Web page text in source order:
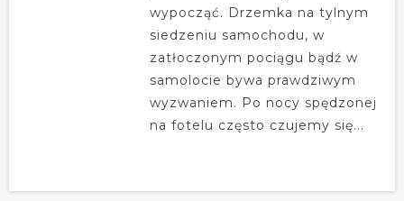
wypocząć. Drzemka na tylnym
siedzeniu samochodu, w
zatłoczonym pociągu bądź w
samolocie bywa prawdziwym
wyzwaniem. Po nocy spędzonej
na fotelu często czujemy się...